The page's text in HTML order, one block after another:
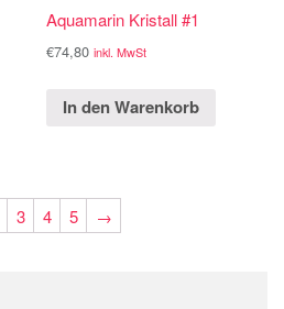
Aquamarin Kristall #1
€74,80 inkl. MwSt
In den Warenkorb
3 4 5 →